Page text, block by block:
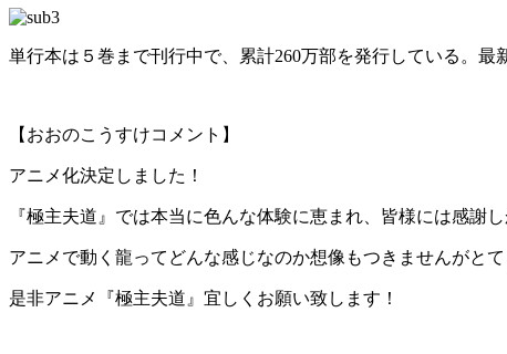
単行本は５巻まで刊行中で、累計260万部を発行している。最
【おおのこうすけコメント】
アニメ化決定しました！
『極主夫道』では本当に色んな体験に恵まれ、皆様には感謝
アニメで動く龍ってどんな感じなのか想像もつきませんがとて
是非アニメ『極主夫道』宜しくお願い致します！